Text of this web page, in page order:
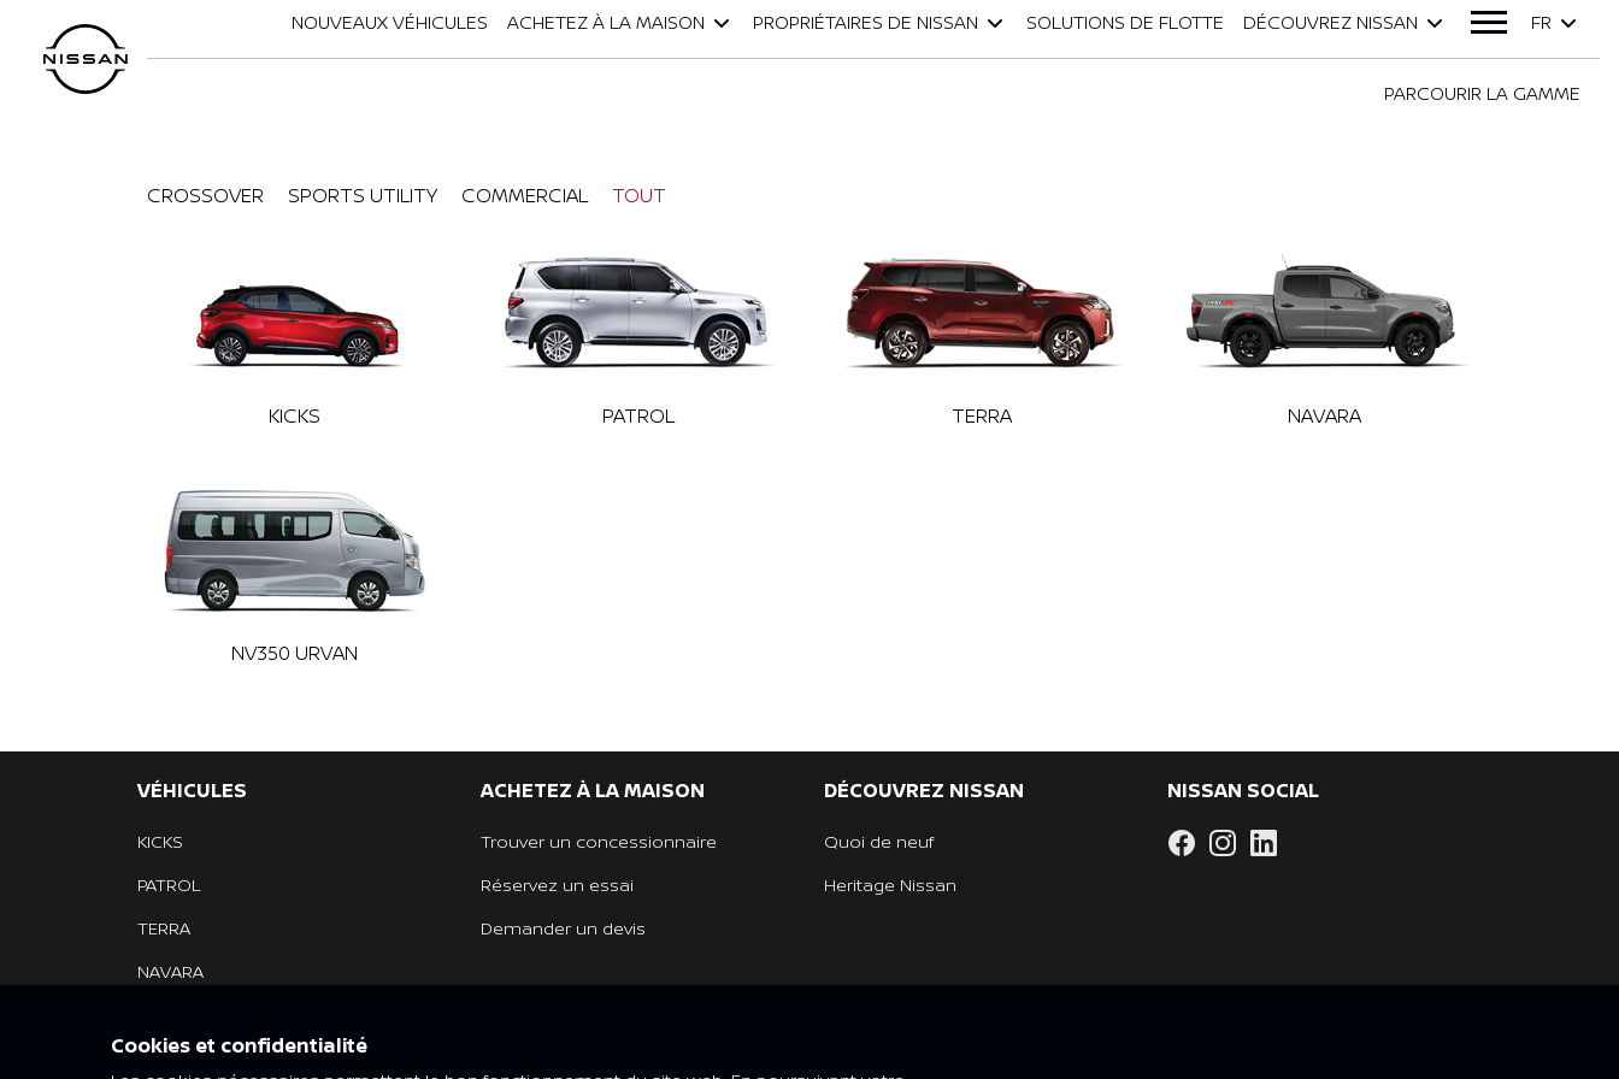
NOUVEAUX VÉHICULES ACHETEZ À LA MAISON PROPRIÉTAIRES DE NISSAN SOLUTIONS DE FLOTTE DÉCOUVREZ NISSAN FR
PARCOURIR LA GAMME
CROSSOVER SPORTS UTILITY COMMERCIAL TOUT
KICKS PATROL TERRA NAVARA
NV350 URVAN
VÉHICULES
KICKS
PATROL
TERRA
NAVARA
ACHETEZ À LA MAISON
Trouver un concessionnaire
Réservez un essai
Demander un devis
DÉCOUVREZ NISSAN
Quoi de neuf
Heritage Nissan
NISSAN SOCIAL
Cookies et confidentialité